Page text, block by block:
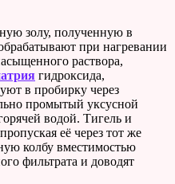
золу, полученную в
при нагревании
раствора,
гидроксида,
в пробирку через
промытый уксусной
водой. Тигель и
её через тот же
колбу вместимостью
фильтрата и доводят